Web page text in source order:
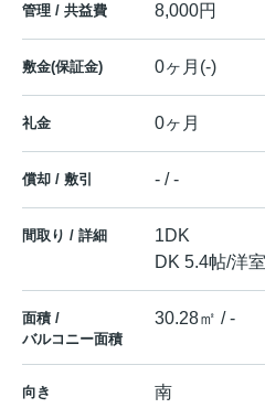
管理 / 共益費 8,000円
敷金(保証金) 0ヶ月(-)
礼金 0ヶ月
償却 / 敷引 - / -
間取り / 詳細
1DK
DK 5.4帖/洋
面積 /
バルコニー面積
30.28㎡ / -
向き 南